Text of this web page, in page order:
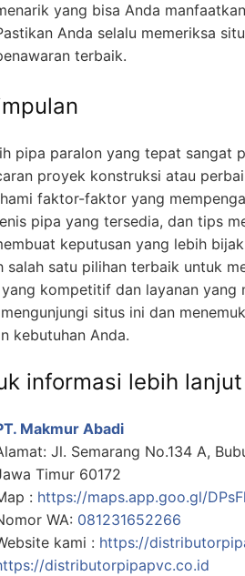
yang bisa Anda
Anda selalu memeriksa
terbaik.
pipa paralon yang tepat sangat
proyek konstruksi atau
faktor-faktor yang
pipa yang tersedia, dan tips
keputusan yang lebih
salah satu pilihan terbaik untuk
kompetitif dan layanan yang
situs ini dan
kebutuhan Anda.
informasi lebih
Makmur Abadi
Jl. Semarang No.134 A,
Timur 60172
: https://maps.app.goo.gl/
WA: 081231652266
kami : https://
distributorpipapvc.co.id